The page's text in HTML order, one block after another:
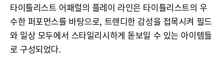
타이틀리스트 어패럴의 플레이 라인은 타이틀리스트의 우
수한 퍼포먼스를 바탕으로, 트렌디한 감성을 접목시켜 필드
와 일상 모두에서 스타일리시하게 돋보일 수 있는 아이템들
로 구성되었다.